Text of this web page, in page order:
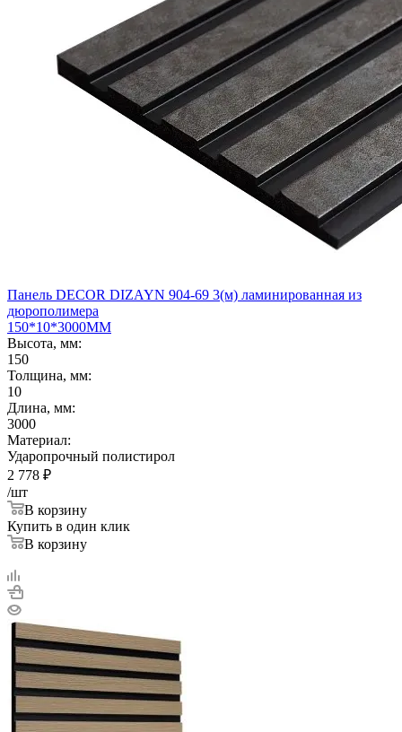
Панель DECOR DIZAYN 904-69 3(м) ламинированная из
дюрополимера
150*10*3000ММ
Высота, мм:
150
Толщина, мм:
10
Длина, мм:
3000
Материал:
Ударопрочный полистирол
2 778 ₽
/шт
В корзину
Купить в один клик
В корзину